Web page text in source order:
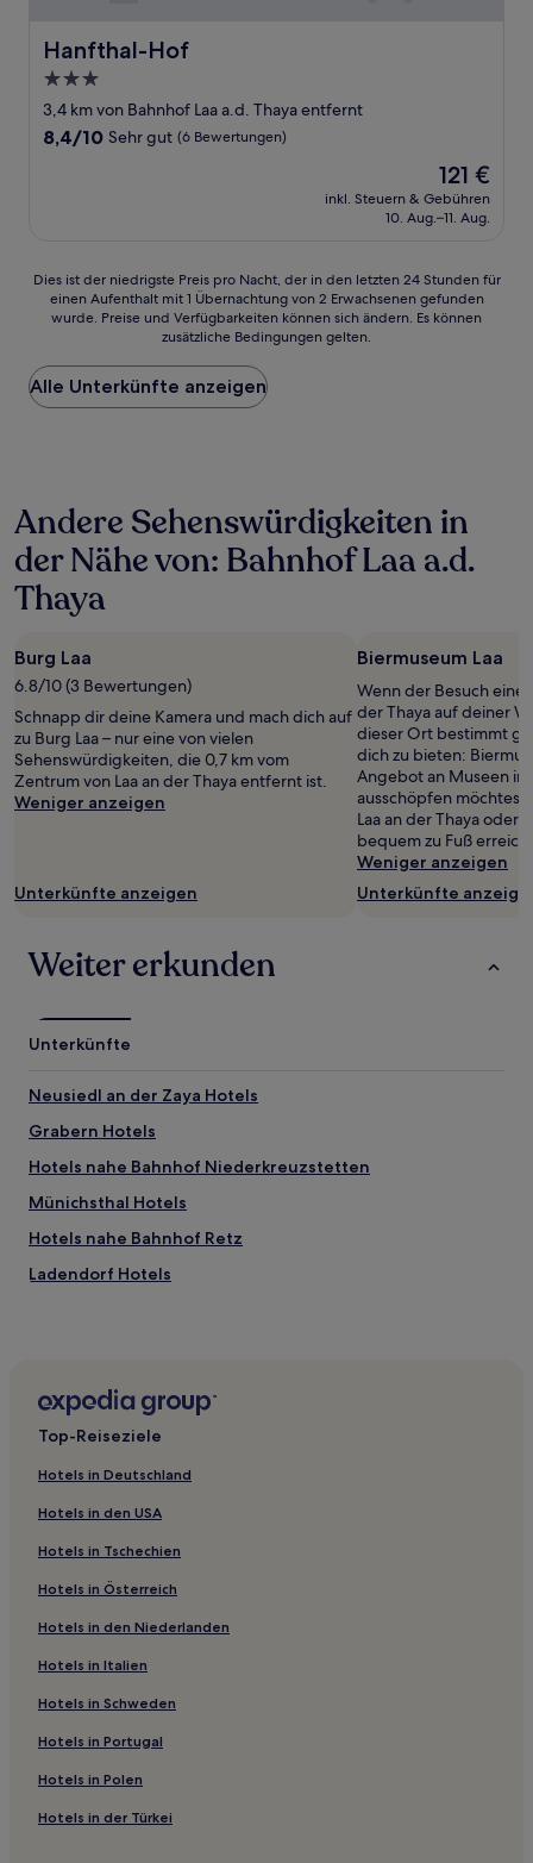
Hanfthal-Hof
Hanfthal-Hof
3.0-
Sterne-
Unterkunft
3,4 km von Bahnhof Laa a.d. Thaya entfernt
8.4
8,4/10 Sehr gut (6 Bewertungen)
Der
Preis
beträgt
121 €
inkl. Steuern & Gebühren
10. Aug.–11. Aug.
Dies
der
Preis
pro
Nacht,
24 Stunden
für
einen
Aufenthalt
mit
1 Übernachtung
2 Erwachsenen
gefunden
wurde.
Preise
und
Verfügbarkeiten
können
sich
zusätzliche
Dies ist der niedrigste Preis pro Nacht, der in den letzten 24 Stunden für
einen Aufenthalt mit 1 Übernachtung von 2 Erwachsenen gefunden
wurde. Preise und Verfügbarkeiten können sich ändern. Es können
zusätzliche Bedingungen gelten.
Alle Unterkünfte anzeigen
Andere Sehenswürdigkeiten in
der Nähe von: Bahnhof Laa a.d.
Thaya
Burg Laa
6.8/10 (3 Bewertungen)
Schnapp dir deine Kamera und mach dich auf
zu Burg Laa – nur eine von vielen
Sehenswürdigkeiten, die 0,7 km vom
Zentrum von Laa an der Thaya entfernt ist.
Weniger anzeigen
Unterkünfte anzeigen
Biermuseum Laa
Wenn der Besuch
der Thaya auf deiner
dieser Ort bestimmt
dich zu bieten:
Angebot an Museen in
ausschöpfen
Laa an der Thaya oder
bequem zu Fuß
Weniger anzeigen
Unterkünfte
Weiter erkunden
Unterkünfte
Neusiedl an der Zaya Hotels
Grabern Hotels
Hotels nahe Bahnhof Niederkreuzstetten
Münichsthal Hotels
Hotels nahe Bahnhof Retz
Ladendorf Hotels
Kirchstetten Hotels
Hotels nahe G3 Shopping Resort
Hotels nahe Pfarrkirche
Mühlberg Hotels
Mistelbach: Hotels
Hotels nahe Silent Spa
Rückersdorf-Harmannsdorf Hotels
Großrußbach Hotels
Fallbach Hotels
Niederhollabrunn Hotels
Mitterretzbach Hotels
Korneuburg: Hotels
Top-Reiseziele
Hotels in Deutschland
Hotels in den USA
Hotels in Tschechien
Hotels in Österreich
Hotels in den Niederlanden
Hotels in Italien
Hotels in Schweden
Hotels in Portugal
Hotels in Polen
Hotels in der Türkei